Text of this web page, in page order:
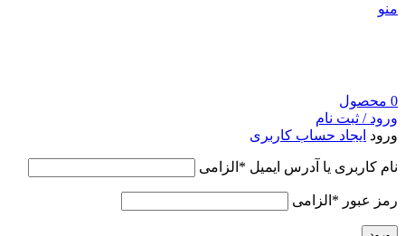
منو
0 محصول
ورود / ثبت نام
ورود ایجاد حساب کاربری
نام کاربری یا آدرس ایمیل * الزامی
رمز عبور * الزامی